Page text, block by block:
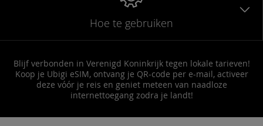
Hoe te gebruiken
Blijf verbonden in Verenigd Koninkrijk tegen lokale tarieven!
Koop je Ubigi eSIM, ontvang je QR-code per e-mail, activeer
deze vóór je reis en geniet meteen van naadloze
internettoegang zodra je landt!